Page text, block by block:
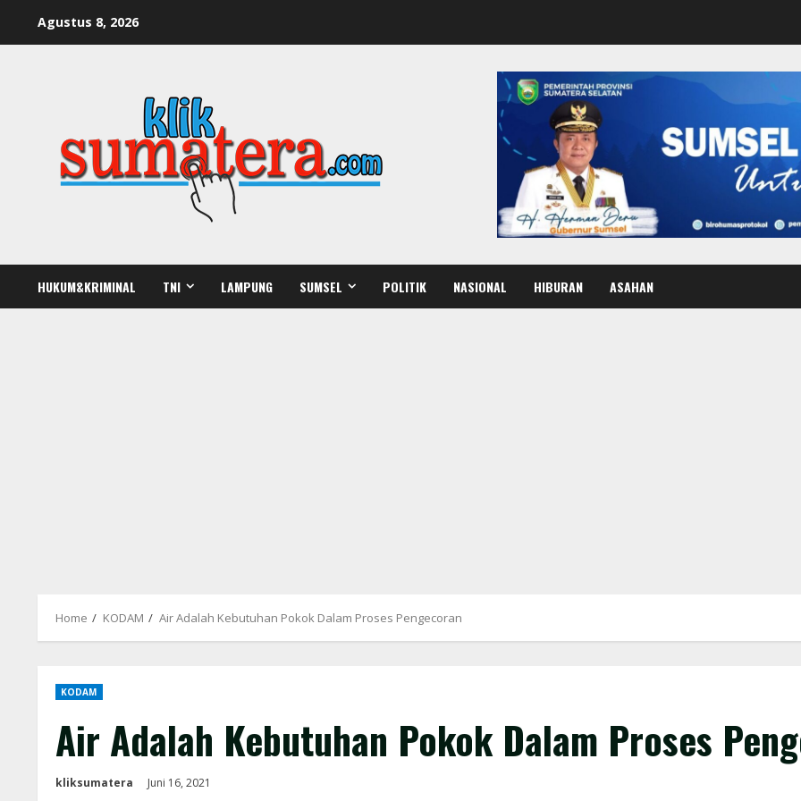
Agustus 8, 2026
HUKUM&KRIMINAL TNI LAMPUNG SUMSEL POLITIK NASIONAL HIBURAN ASAHAN
Home KODAM Air Adalah Kebutuhan Pokok Dalam Proses Pengecoran
KODAM
Air Adalah Kebutuhan Pokok Dalam Proses
kliksumatera Juni 16, 2021